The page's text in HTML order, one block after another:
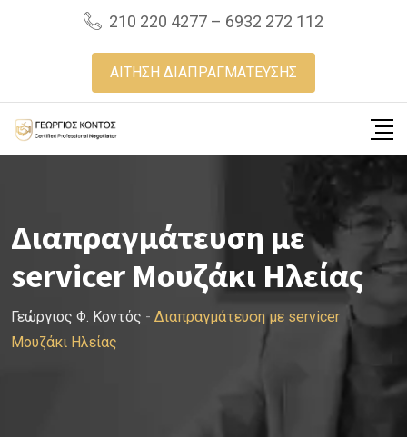
210 220 4277 – 6932 272 112
ΑΙΤΗΣΗ ΔΙΑΠΡΑΓΜΑΤΕΥΣΗΣ
Διαπραγμάτευση με
servicer Μουζάκι Ηλείας
Γεώργιος Φ. Κοντός - Διαπραγμάτευση με servicer
Μουζάκι Ηλείας